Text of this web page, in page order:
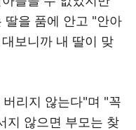
딸을 품에 안고 "안아
보니까 내 딸이 맞
리지 않는다"며 "꼭
지 않으면 부모는 찾